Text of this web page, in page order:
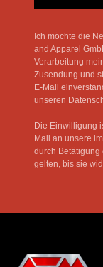
Ich möchte die
and Apparel
Verarbeitung
Zusendung und
E-Mail
unseren
Die Einwilligung
Mail an unsere
durch Betätigung
gelten, bis sie